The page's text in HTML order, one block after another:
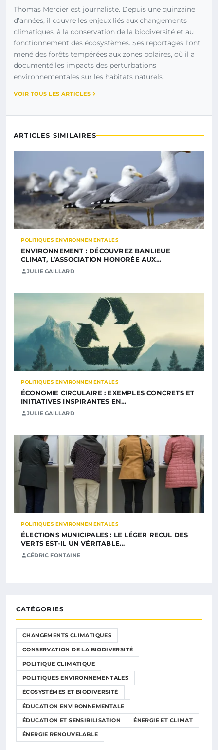
Thomas Mercier est journaliste. Depuis une quinzaine
d’années, il couvre les enjeux liés aux changements
climatiques, à la conservation de la biodiversité et au
fonctionnement des écosystèmes. Ses reportages l’ont
mené des forêts tempérées aux zones polaires, où il a
documenté les impacts des perturbations
environnementales sur les habitats naturels.
VOIR TOUS LES ARTICLES
ARTICLES SIMILAIRES
POLITIQUES ENVIRONNEMENTALES
ENVIRONNEMENT : DÉCOUVREZ BANLIEUE
CLIMAT, L’ASSOCIATION HONORÉE AUX…
JULIE GAILLARD
POLITIQUES ENVIRONNEMENTALES
ÉCONOMIE CIRCULAIRE : EXEMPLES CONCRETS ET
INITIATIVES INSPIRANTES EN…
JULIE GAILLARD
POLITIQUES ENVIRONNEMENTALES
ÉLECTIONS MUNICIPALES : LE LÉGER RECUL DES
VERTS EST-IL UN VÉRITABLE…
CÉDRIC FONTAINE
CATÉGORIES
CHANGEMENTS CLIMATIQUES
CONSERVATION DE LA BIODIVERSITÉ
POLITIQUE CLIMATIQUE
POLITIQUES ENVIRONNEMENTALES
ÉCOSYSTÈMES ET BIODIVERSITÉ
ÉDUCATION ENVIRONNEMENTALE
ÉDUCATION ET SENSIBILISATION ÉNERGIE ET CLIMAT
ÉNERGIE RENOUVELABLE